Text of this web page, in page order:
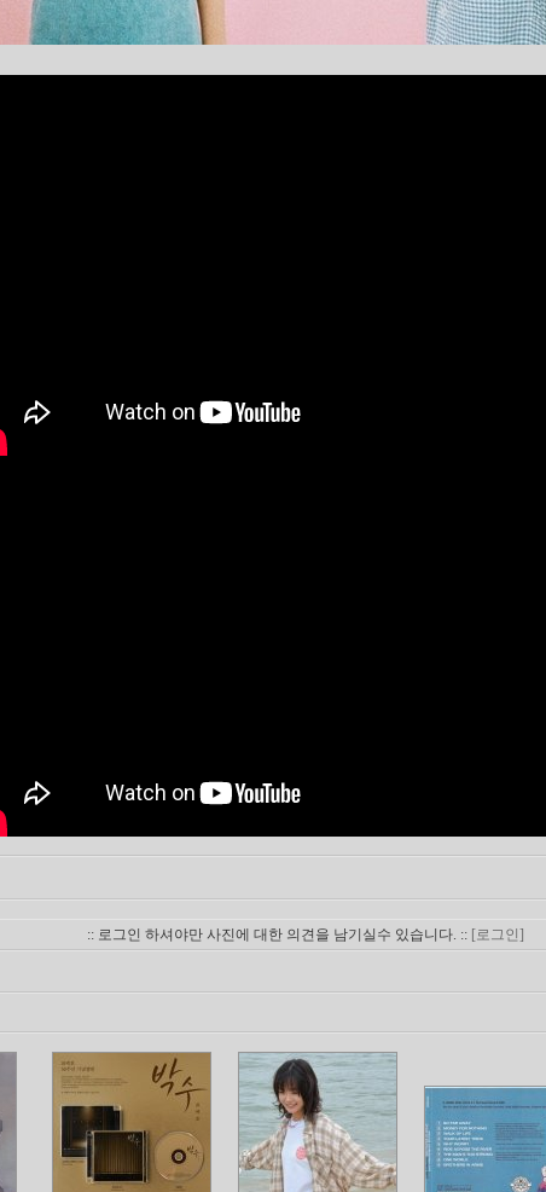
:: 로그인 하셔야만 사진에 대한 의견을 남기실수 있습니다. :: [로그인]